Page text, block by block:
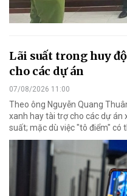
Lãi suất trong huy
cho các dự án
07/08/2026 11:00
Theo ông Nguyễn Quang
xanh hay tài trợ cho các dự án
suất; mặc dù việc "tô điểm" có